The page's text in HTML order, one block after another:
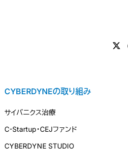
CYBERDYNEの取り組み
サイバニクス治療
C-Startup・CEJファンド
CYBERDYNE STUDIO